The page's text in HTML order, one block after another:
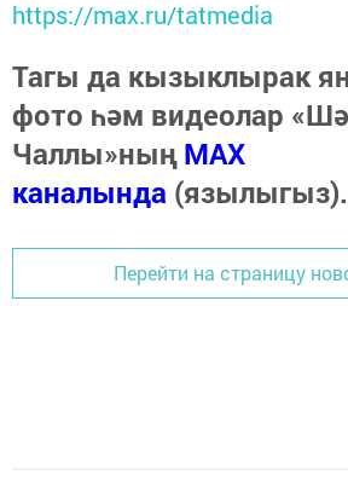
https://max.ru/tatmedia
Тагы да кызыклырак
фото һәм видеолар
Чаллы»ныңMAX
каналында (язылыгыз).
Перейти на страницу